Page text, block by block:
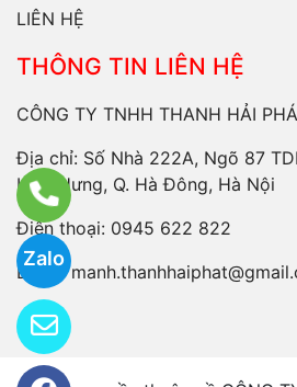
Zalo
LIÊN HỆ
THÔNG TIN LIÊN HỆ
CÔNG TY TNHH THANH HẢI
Địa chỉ: Số Nhà 222A, Ngõ 87
Kiến Hưng, Q. Hà Đông, Hà Nội
Điện thoại: 0945 622 822
Email: